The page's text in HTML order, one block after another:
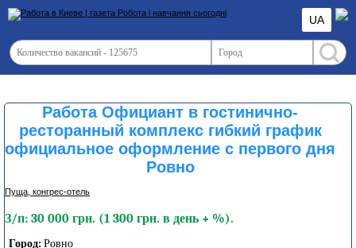
UA
Работа Официант в гостинично-
ресторанный комплекс гибкий график
официальное оформление с первого дня
Ровно
Пуща, конгреc-отель
З/п: 30 000 грн. (1 300 грн. в день + %).
Город: Ровно